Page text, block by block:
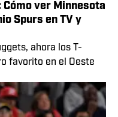
ver Minnesota
Spurs en TV y
ahora los T-
favorito en el Oeste